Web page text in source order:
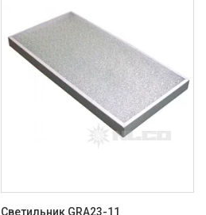
Светильник GRA23-11